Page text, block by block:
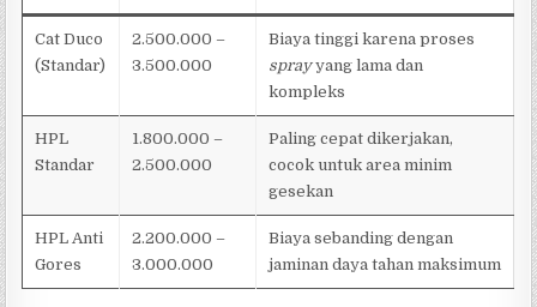
Cat Duco
(Standar)
2.500.000 –
3.500.000
Biaya tinggi karena proses
sprayyang lama dan
kompleks
HPL
Standar
1.800.000 –
2.500.000
Paling cepat dikerjakan,
cocok untuk area minim
gesekan
HPL Anti
Gores
2.200.000 –
3.000.000
Biaya sebanding dengan
jaminan daya tahan maksimum